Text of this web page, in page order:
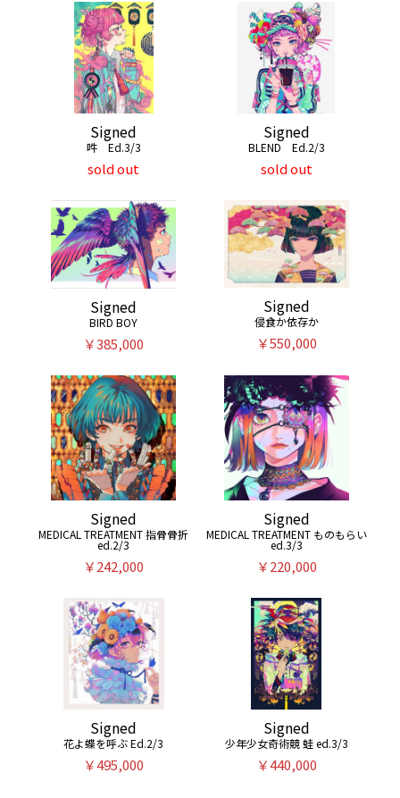
Signed
吽 Ed.3/3
sold out
Signed
BLEND Ed.2/3
sold out
Signed
BIRD BOY
￥385,000
Signed
侵食か依存か
￥550,000
Signed
MEDICAL TREATMENT 指骨骨折
ed.2/3
￥242,000
Signed
MEDICAL TREATMENT ものもらい
ed.3/3
￥220,000
Signed
花よ蝶を呼ぶ Ed.2/3
￥495,000
Signed
少年少女奇術競 蛙 ed.3/3
￥440,000